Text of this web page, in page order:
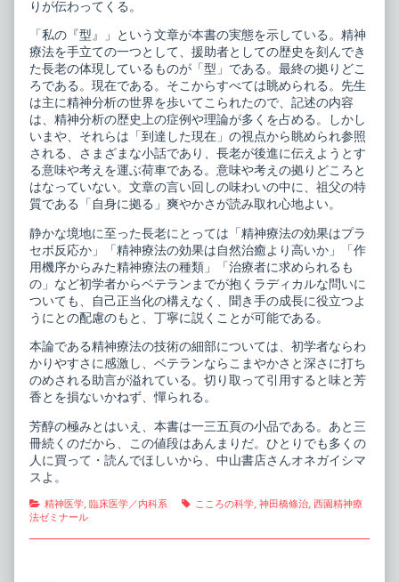
りが伝わってくる。
「私の『型』」という文章が本書の実態を示している。精神
療法を手立ての一つとして、援助者としての歴史を刻んでき
た長老の体現しているものが「型」である。最終の拠りどこ
ろである。現在である。そこからすべては眺められる。先生
は主に精神分析の世界を歩いてこられたので、記述の内容
は、精神分析の歴史上の症例や理論が多くを占める。しかし
いまや、それらは「到達した現在」の視点から眺められ参照
される、さまざまな小話であり、長老が後進に伝えようとす
る意味や考えを運ぶ荷車である。意味や考えの拠りどころと
はなっていない。文章の言い回しの味わいの中に、祖父の特
質である「自身に拠る」爽やかさが読み取れ心地よい。
静かな境地に至った長老にとっては「精神療法の効果はプラ
セボ反応か」「精神療法の効果は自然治癒より高いか」「作
用機序からみた精神療法の種類」「治療者に求められるも
の」など初学者からベテランまでが抱くラディカルな問いに
ついても、自己正当化の構えなく、聞き手の成長に役立つよ
うにとの配慮のもと、丁寧に説くことが可能である。
本論である精神療法の技術の細部については、初学者ならわ
かりやすさに感激し、ベテランならこまやかさと深さに打ち
のめされる助言が溢れている。切り取って引用すると味と芳
香とを損ないかねず、憚られる。
芳醇の極みとはいえ、本書は一三五頁の小品である。あと三
冊続くのだから、この値段はあんまりだ。ひとりでも多くの
人に買って・読んでほしいから、中山書店さんオネガイシマ
スよ。
Categories
精神医学, 臨床医学／内科系 Tags
こころの科学, 神田橋條治, 西園精神療
法ゼミナール